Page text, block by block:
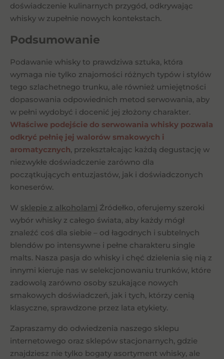
doświadczenie kulinarnych przygód, odkrywając
whisky w zupełnie nowych kontekstach.
Podsumowanie
Podawanie whisky to prawdziwa sztuka, która
wymaga nie tylko znajomości różnych typów i stylów
tego szlachetnego trunku, ale również umiejętności
dopasowania odpowiednich metod serwowania, aby
w pełni wydobyć i docenić jej złożony charakter.
Właściwe podejście do serwowania whisky pozwala
odkryć pełnię jej walorów smakowych i
aromatycznych, przekształcając każdą degustację w
niezwykłe doświadczenie zarówno dla
początkujących entuzjastów, jak i doświadczonych
koneserów.
W sklepie z alkoholami Źródełko, oferujemy szeroki
wybór whisky z całego świata, aby każdy mógł
znaleźć coś dla siebie – od łagodnych i subtelnych
blendów po intensywne i pełne charakteru single
malts. Nasza pasja do whisky i chęć dzielenia się nią z
innymi kieruje nas w selekcjonowaniu trunków, które
zadowolą zarówno osoby szukające nowych
smakowych doświadczeń, jak i tych, którzy cenią
klasyczne, sprawdzone przez lata etykiety.
Zapraszamy do odwiedzenia naszego sklepu
internetowego oraz sklepów stacjonarnych, gdzie
znajdziesz nie tylko bogaty asortyment whisky, ale